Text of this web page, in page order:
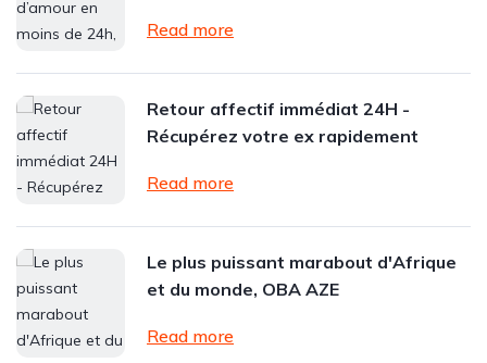
Read more
Retour affectif immédiat 24H -
Récupérez votre ex rapidement
Read more
Le plus puissant marabout d'Afrique
et du monde, OBA AZE
Read more